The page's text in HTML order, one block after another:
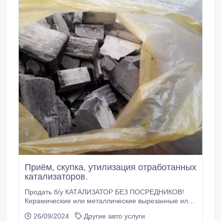
Приём, скупка, утилизация отработанных
катализаторов.
Продать б/у КАТАЛИЗАТОР БЕЗ ПОСРЕДНИКОВ!
Керамические или металлические вырезанные или
автомобильных катализаторов (нейтрализаторов), с
26/09/2024
Другие авто услуги